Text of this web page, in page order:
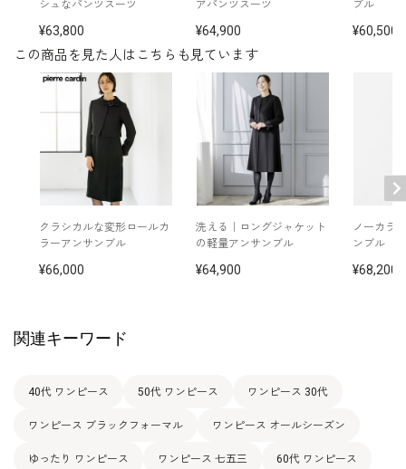
この商品を見た人はこちらも見ています
クラシカルな変形ロールカ
ラーアンサンブル
66,000
洗える｜ロングジャケット
の軽量アンサンブル
64,900
ノーカラ
ンブル
68,200
シュなパンツスーツ
63,800
アパンツスーツ
64,900
ブル
60,500
関連キーワード
40代 ワンピース 50代 ワンピース ワンピース 30代
ワンピース ブラックフォーマル ワンピース オールシーズン
ゆったり ワンピース ワンピース 七五三 60代 ワンピース